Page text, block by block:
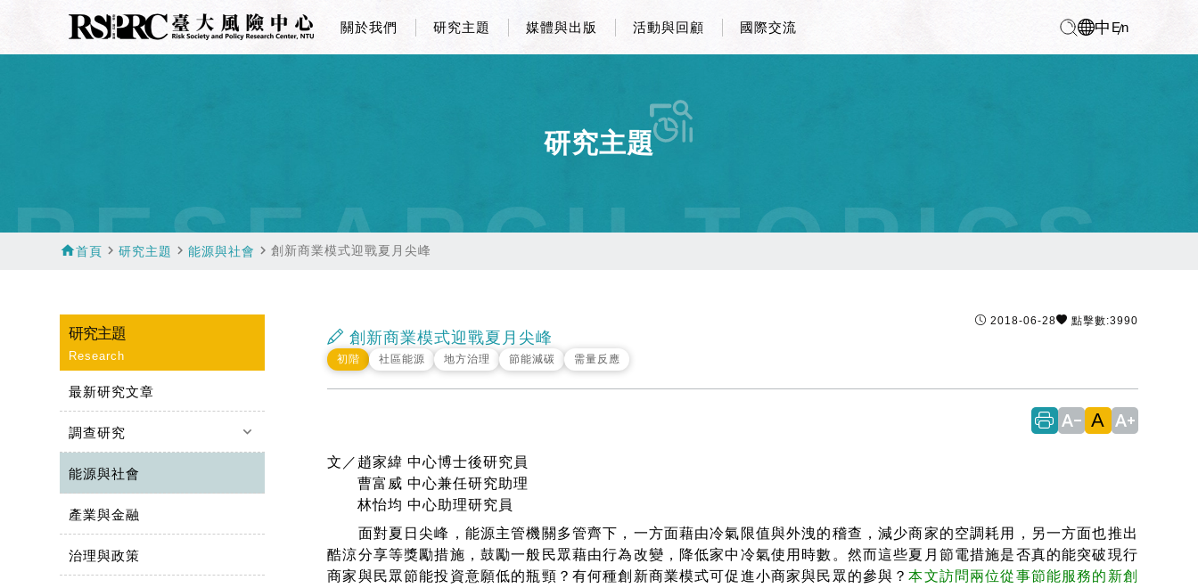
中 En
關於我們 研究主題 媒體與出版 活動與回顧 國際交流
研究主題
RESEARCH TOPICS
home首頁 navigate_next研究主題 navigate_next能源與社會 navigate_next創新商業模式迎戰夏月尖峰
研究主題
Research
最新研究文章
調查研究 keyboard_arrow_down
能源與社會
產業與金融
治理與政策
2018-06-28 點擊數:3990
創新商業模式迎戰夏月尖峰
初階 社區能源 地方治理 節能減碳 需量反應
text_decrease A text_increase
文／趙家緯 中心博士後研究員
曹富威 中心兼任研究助理
林怡均 中心助理研究員
面對夏日尖峰，能源主管機關多管齊下，一方面藉由冷氣限值與外洩的稽查，減少商家的空調耗用，另一方面也推出
酷涼分享等獎勵措施，鼓勵一般民眾藉由行為改變，降低家中冷氣使用時數。然而這些夏月節電措施是否真的能突破現行
商家與民眾節能投資意願低的瓶頸？有何種創新商業模式可促進小商家與民眾的參與？本文訪問兩位從事節能服務的新創